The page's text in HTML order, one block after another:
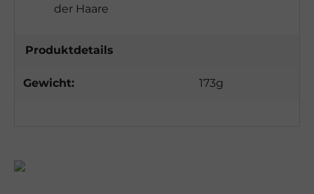
der Haare
Produktdetails
Gewicht: 173g